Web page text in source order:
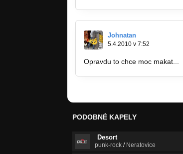
Johnatan
5.4.2010 v 7:52
Opravdu to chce moc makat...
PODOBNÉ KAPELY
Desort
punk-rock / Neratovice